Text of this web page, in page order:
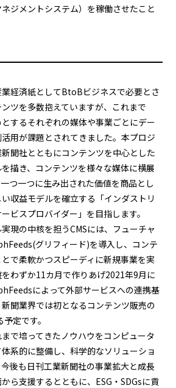
ジメントシステム）を稼働させたこと
経済紙としてBtoBビジネスで必要とさ
ツを多数抱えていますが、これまで
するそれぞれの媒体や事業ごとにデー
用が課題とされてきました。本プロジ
聞社とともにコンテンツを中心とした
描き、コンテンツを様々な媒体に横展
つ一つに生み出された価値を商品とし
収益モデルを確立する「インダストリ
ビスプロバイダー」を目指します。
現の中核を担うCMSには、フューチャ
グリフィード)を導入し、コンテ
で柔軟かつスピーディに新規事業を実
わずか11カ月で作りあげ2021年9月に
によって外部サービスへの連携基
聞業界では初となるコンテンツ販売の
定です。
で培ってきたノウハウをコンピュータ
系的に整備し、科学的なソリューショ
後も日刊工業新聞社の事業拡大と成長
ら支援するとともに、ESG・SDGsに貢